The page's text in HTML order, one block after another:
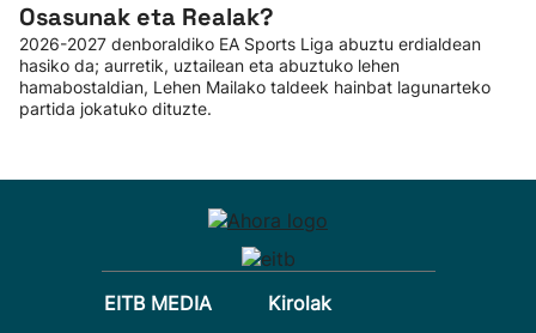
Osasunak eta Realak?
2026-2027 denboraldiko EA Sports Liga abuztu erdialdean
hasiko da; aurretik, uztailean eta abuztuko lehen
hamabostaldian, Lehen Mailako taldeek hainbat lagunarteko
partida jokatuko dituzte.
EITB MEDIA
Kirolak